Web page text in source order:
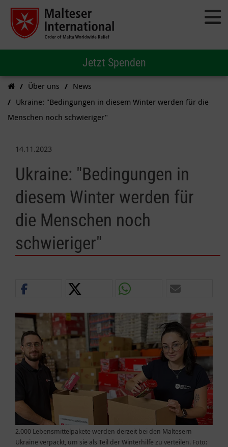
Jetzt Spenden
Über uns
News
Ukraine: "Bedingungen in diesem Winter werden für die
Menschen noch schwieriger"
14.11.2023
Ukraine: "Bedingungen in
diesem Winter werden für
die Menschen noch
schwieriger"
2.000 Lebensmittelpakete werden derzeit bei den Maltesern
Ukraine verpackt, um sie als Teil der Winterhilfe zu verteilen. Foto: